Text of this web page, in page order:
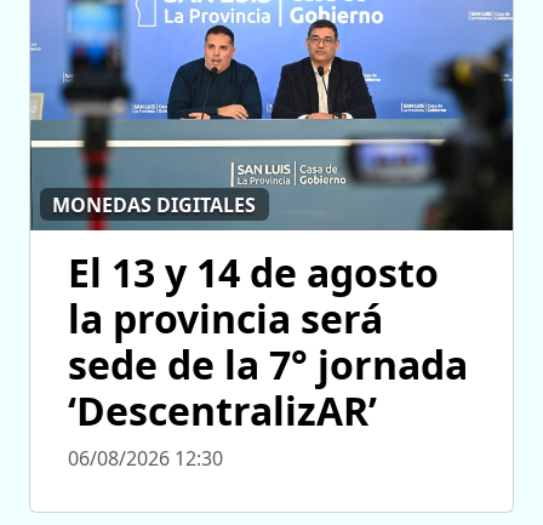
MONEDAS DIGITALES
El 13 y 14 de agosto
la provincia será
sede de la 7° jornada
‘DescentralizAR’
06/08/2026 12:30